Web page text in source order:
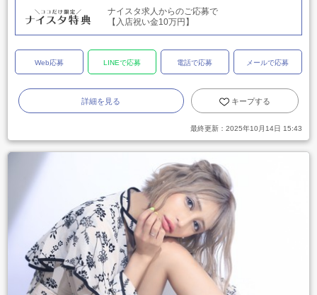
ナイスタ求人からのご応募で
【入店祝い金10万円】
Web応募 LINEで応募 電話で応募 メールで応募
詳細を見る キープする
最終更新： 2025年10月14日 15:43